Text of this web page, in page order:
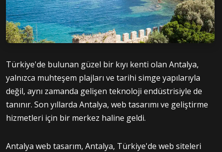
Türkiye'de bulunan güzel bir kıyı kenti olan Antalya,
yalnızca muhteşem plajları ve tarihi simge yapılarıyla
değil, aynı zamanda gelişen teknoloji endüstrisiyle de
tanınır. Son yıllarda Antalya, web tasarımı ve geliştirme
hizmetleri için bir merkez haline geldi.
Antalya web tasarım, Antalya, Türkiye'de web siteleri